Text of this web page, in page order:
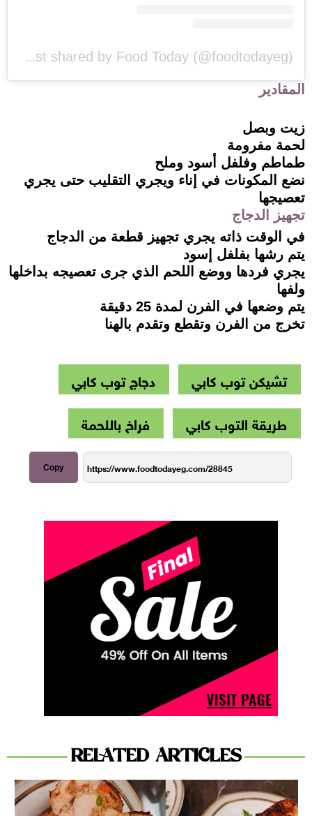
A post shared by Food Today (@foodtodayeg)
المقادير
زيت وبصل
لحمة مفرومة
طماطم وفلفل أسود وملح
نضع المكونات في إناء ويجري التقليب حتى يجري
تعصيجها
تجهيز الدجاج
في الوقت ذاته يجري تجهيز قطعة من الدجاج
يتم رشها بفلفل إسود
يجري فردها ووضع اللحم الذي جرى تعصيجه بداخلها
ولفها
يتم وضعها في الفرن لمدة 25 دقيقة
تخرج من الفرن وتقطع وتقدم بالهنا
تشيكن توب كابي
دجاج توب كابي
طريقة التوب كابي
فراخ باللحمة
Copy
RELATED ARTICLES